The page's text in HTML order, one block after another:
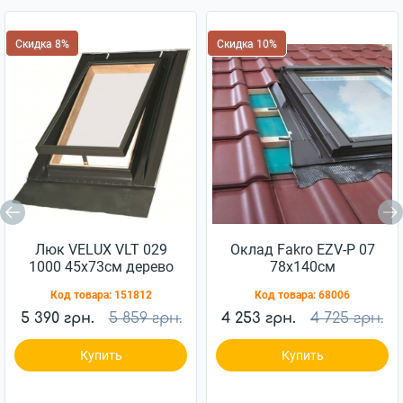
Скидка 8%
Люк VELUX VLT 029
1000 45x73см дерево
Код товара: 151812
5 390 грн. 5 859 грн.
Купить
Скидка 10%
Оклад Fakro EZV-P 07
78x140см
Код товара: 68006
4 253 грн. 4 725 грн.
Купить